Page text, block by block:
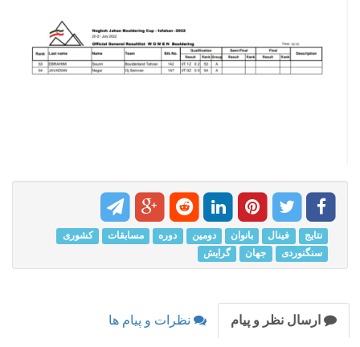
نتایج فینال بانوان دومین دوره مسابقات
کشوری
سنگنوردی
جهان گرایش
ارسال نظر و پیام نظرات و پیام ها